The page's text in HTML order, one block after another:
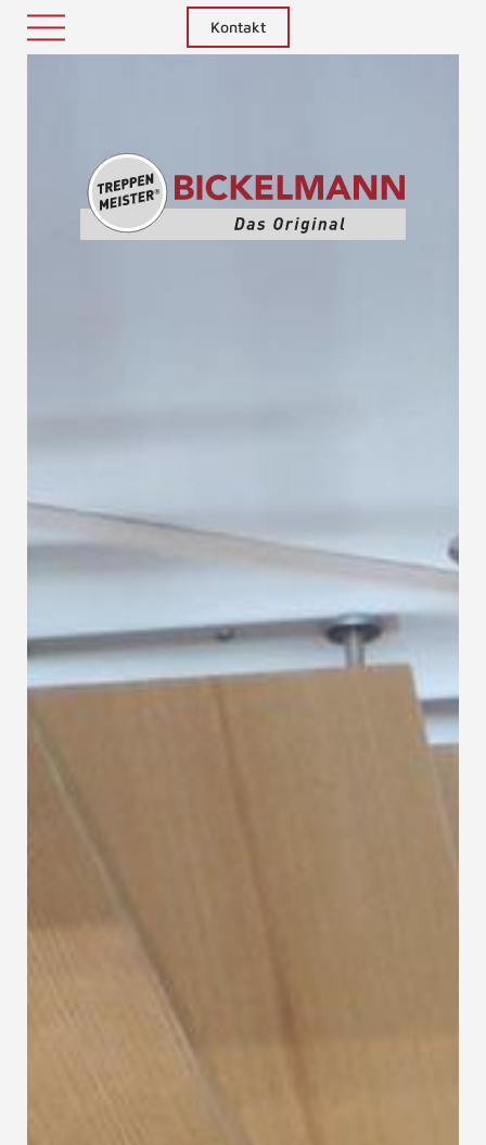
Kontakt